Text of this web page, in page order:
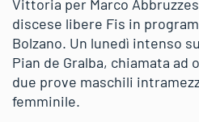
Vittoria per Marco
discese libere Fis in
Bolzano. Un lunedì intenso
Pian de Gralba, chiamata ad
due prove maschili
femminile.